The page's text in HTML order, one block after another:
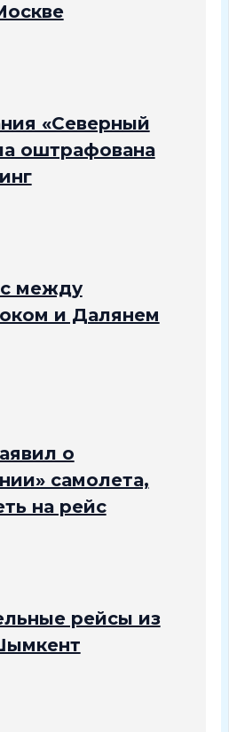
«Северный
оштрафована
между
и Далянем
о
самолета,
на рейс
рейсы из